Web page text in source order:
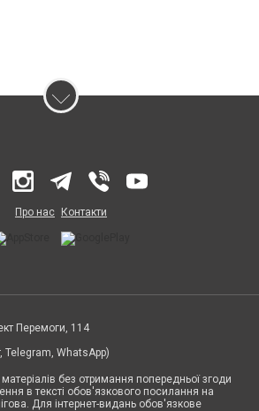
Про нас Контакти
Перемоги, 114
Telegram, WhatsApp)
без отримання попередньої згоди
в тексті обов'язкового посилання на
Для інтернет-видань обов'язкове